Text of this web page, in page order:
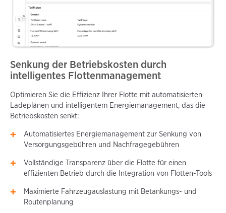
Senkung der Betriebskosten durch
intelligentes Flottenmanagement
Optimieren Sie die Effizienz Ihrer Flotte mit automatisierten
Ladeplänen und intelligentem Energiemanagement, das die
Betriebskosten senkt:
Automatisiertes Energiemanagement zur Senkung von
Versorgungsgebühren und Nachfragegebühren
Vollständige Transparenz über die Flotte für einen
effizienten Betrieb durch die Integration von Flotten-Tools
Maximierte Fahrzeugauslastung mit Betankungs- und
Routenplanung